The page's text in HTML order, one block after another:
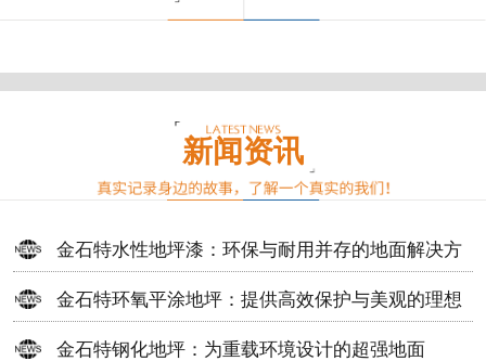
新闻资讯
金石特水性地坪漆：环保与耐用并存的地面解决方
案
金石特环氧平涂地坪：提供高效保护与美观的理想
选择
金石特钢化地坪：为重载环境设计的超强地面